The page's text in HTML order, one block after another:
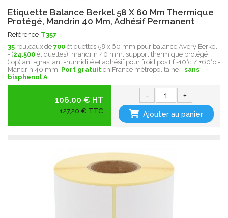
Etiquette Balance Berkel 58 X 60 Mm Thermique
Protégé, Mandrin 40 Mm, Adhésif Permanent
Référence T357
35 rouleaux de 700 étiquettes 58 x 60 mm pour balance Avery Berkel
- (24.500 étiquettes), mandrin 40 mm, support thermique protégé
(top) anti-gras, anti-humidité et adhésif pour froid positif -10°c / +60°c -
Mandrin 40 mm. Port gratuit en France métropolitaine - sans
bisphenol A
106.00 € HT
127,20 € TTC
- +
Ajouter au panier